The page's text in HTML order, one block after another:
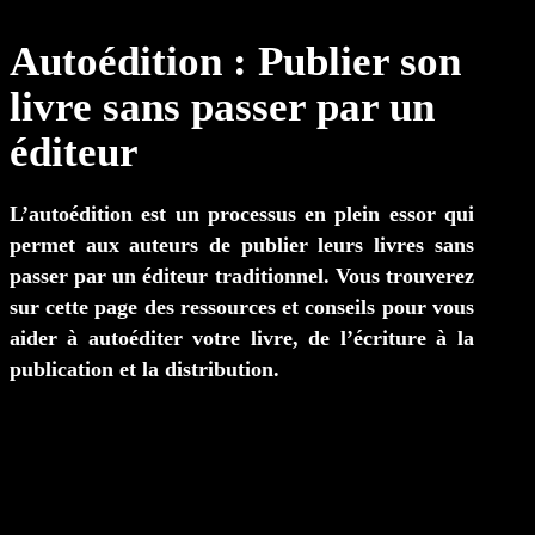
Autoédition : Publier son
livre sans passer par un
éditeur
L’autoédition est un processus en plein essor qui
permet aux auteurs de publier leurs livres sans
passer par un éditeur traditionnel. Vous trouverez
sur cette page des ressources et conseils pour vous
aider à autoéditer votre livre, de l’écriture à la
publication et la distribution.